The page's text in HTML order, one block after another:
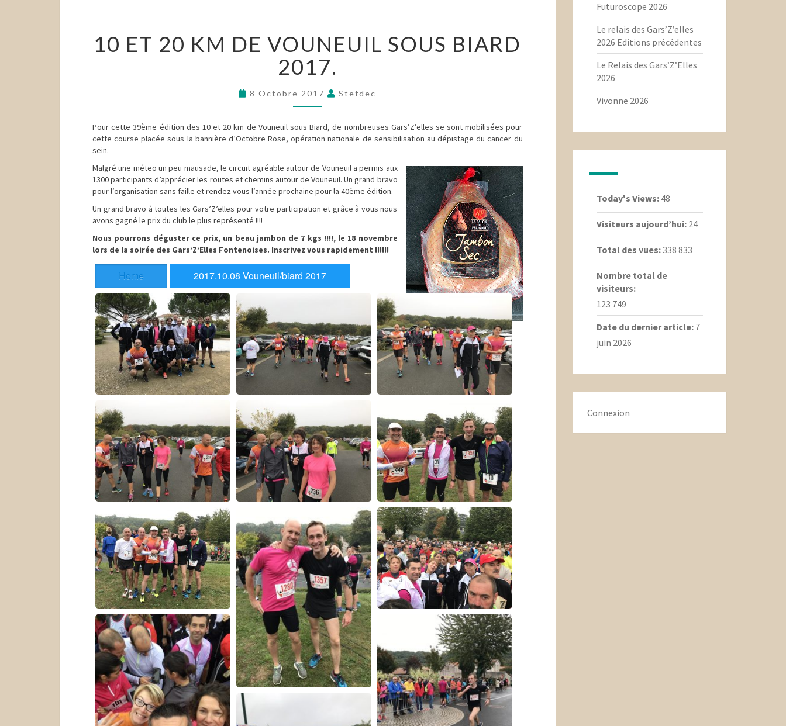
ET
20
KM
DE
SOUS
BIARD
10 ET 20 KM DE VOUNEUIL SOUS BIARD
2017.
8 Octobre 2017 Stefdec
Pour cette 39ème édition des 10 et 20 km de Vouneuil sous Biard, de nombreuses Gars’Z’elles se sont mobilisées pour
cette course placée sous la bannière d’Octobre Rose, opération nationale de sensibilisation au dépistage du cancer du
sein.
Malgré une méteo un peu mausade, le circuit agréable autour de Vouneuil a permis aux
1300 participants d’apprécier les routes et chemins autour de Vouneuil. Un grand bravo
pour l’organisation sans faille et rendez vous l’année prochaine pour la 40ème édition.
Un grand bravo à toutes les Gars’Z’elles pour votre participation et grâce à vous nous
avons gagné le prix du club le plus représenté !!!!
Nous pourrons déguster ce prix, un beau jambon de 7 kgs !!!!, le 18 novembre
lors de la soirée des Gars’Z’Elles Fontenoises. Inscrivez vous rapidement !!!!!!
Home 2017.10.08 Vouneuil/biard 2017
Futuroscope 2026
Le relais des Gars’Z’elles
2026 Editions précédentes
Le Relais des Gars’Z’Elles
2026
Vivonne 2026
Today's Views: 48
Visiteurs aujourd’hui: 24
Total des vues: 338 833
Nombre total de
visiteurs:
123 749
Date du dernier article: 7
juin 2026
Connexion